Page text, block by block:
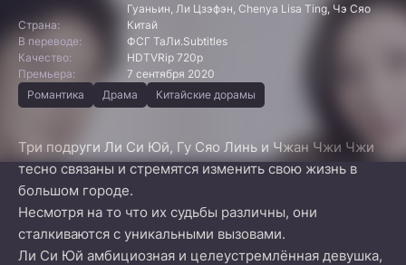
Гуаньин, Ли Цзэфэн, Chenya Lisa Ting, Чэ Сяо
Страна:
Китай
В переводе:
ФСГ ТаЛи.Subtitles
Качество:
HDTVRip 720p
Премьера:
7 сентября 2020
Романтика
Драма Китайские дорамы
Три подруги Ли Си Юй, Гу Сяо Линь и Чжан Чжи Чжи
тесно связаны и стремятся изменить свою жизнь в
большом городе.
Несмотря на то что их судьбы различны, они
сталкиваются с уникальными вызовами.
Ли Си Юй амбициозная и целеустремлённая девушка,